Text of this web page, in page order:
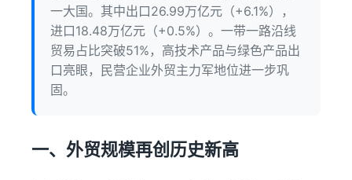
一大国。其中出口26.99万亿元（+6.1%），
进口18.48万亿元（+0.5%）。一带一路沿线
贸易占比突破51%，高技术产品与绿色产品出
口亮眼，民营企业外贸主力军地位进一步巩
固。
一、外贸规模再创历史新高